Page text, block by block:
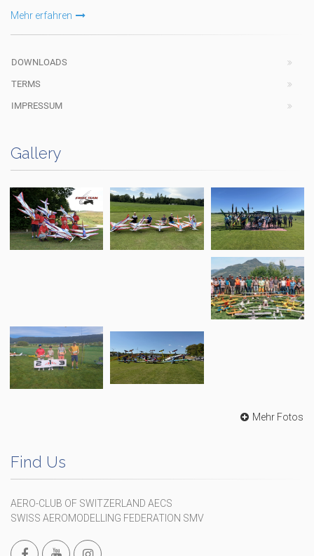
Mehr erfahren
DOWNLOADS
TERMS
IMPRESSUM
Gallery
Mehr Fotos
Find Us
AERO-CLUB OF SWITZERLAND AECS
SWISS AEROMODELLING FEDERATION SMV